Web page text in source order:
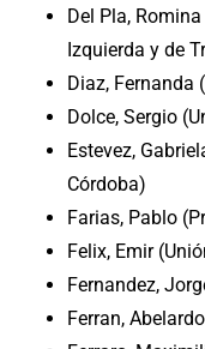
Del Pla,
Izquierda y de
Diaz, Fernanda
Dolce, Sergio
Estevez,
Córdoba)
Farias, Pablo
Felix, Emir
Fernandez,
Ferran,